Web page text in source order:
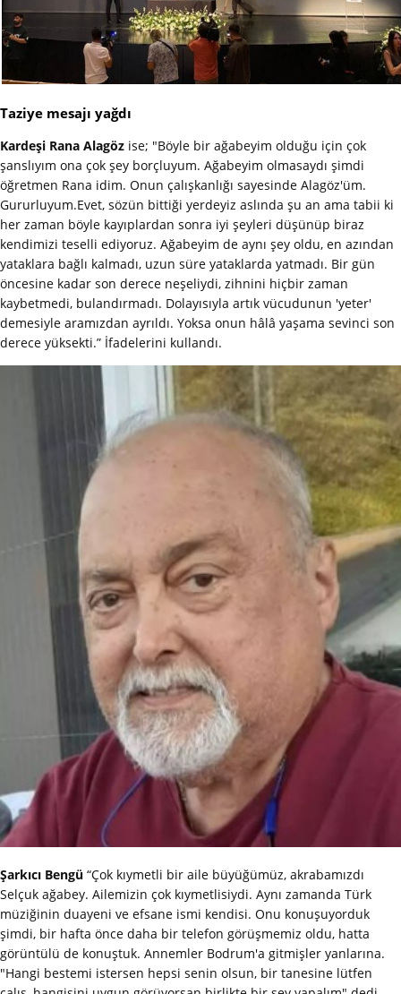
Taziye mesajı yağdı
Kardeşi Rana Alagöz ise; "Böyle bir ağabeyim olduğu için çok
şanslıyım ona çok şey borçluyum. Ağabeyim olmasaydı şimdi
öğretmen Rana idim. Onun çalışkanlığı sayesinde Alagöz'üm.
Gururluyum.Evet, sözün bittiği yerdeyiz aslında şu an ama tabii ki
her zaman böyle kayıplardan sonra iyi şeyleri düşünüp biraz
kendimizi teselli ediyoruz. Ağabeyim de aynı şey oldu, en azından
yataklara bağlı kalmadı, uzun süre yataklarda yatmadı. Bir gün
öncesine kadar son derece neşeliydi, zihnini hiçbir zaman
kaybetmedi, bulandırmadı. Dolayısıyla artık vücudunun 'yeter'
demesiyle aramızdan ayrıldı. Yoksa onun hâlâ yaşama sevinci son
derece yüksekti.” İfadelerini kullandı.
Şarkıcı Bengü “Çok kıymetli bir aile büyüğümüz, akrabamızdı
Selçuk ağabey. Ailemizin çok kıymetlisiydi. Aynı zamanda Türk
müziğinin duayeni ve efsane ismi kendisi. Onu konuşuyorduk
şimdi, bir hafta önce daha bir telefon görüşmemiz oldu, hatta
görüntülü de konuştuk. Annemler Bodrum'a gitmişler yanlarına.
"Hangi bestemi istersen hepsi senin olsun, bir tanesine lütfen